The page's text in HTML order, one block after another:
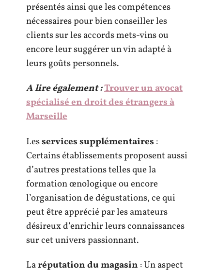
présentés ainsi que les compétences
nécessaires pour bien conseiller les
clients sur les accords mets-vins ou
encore leur suggérer un vin adapté à
leurs goûts personnels.
A lire également :Trouver un avocat
spécialisé en droit des étrangers à
Marseille
Lesservices supplémentaires :
Certains établissements proposent aussi
d’autres prestations telles que la
formation œnologique ou encore
l’organisation de dégustations, ce qui
peut être apprécié par les amateurs
désireux d’enrichir leurs connaissances
sur cet univers passionnant.
Laréputation du magasin : Un aspect